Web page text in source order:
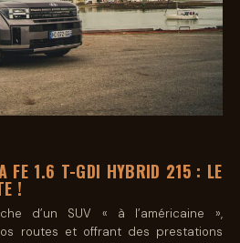
FE 1.6 T-GDI HYBRID 215 : LE
!
d’un SUV « à l’américaine »,
routes et offrant des prestations